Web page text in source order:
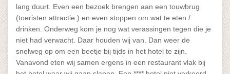
lang duurt. Even een bezoek brengen aan een touwbrug
(toeristen attractie ) en even stoppen om wat te eten /
drinken. Onderweg kom je nog wat verassingen tegen die je
niet had verwacht. Daar houden wij van. Dan weer de
snelweg op om een beetje bij tijds in het hotel te zijn.
Vanavond eten wij samen ergens in een restaurant vlak bij